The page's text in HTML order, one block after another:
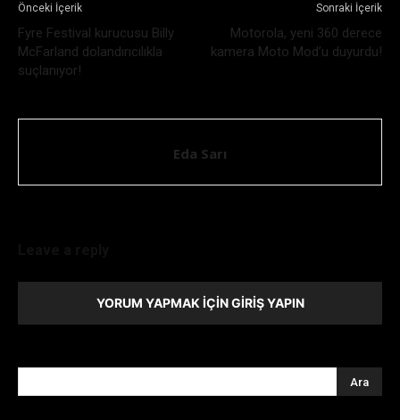
Önceki İçerik
Fyre Festival kurucusu Billy
McFarland dolandırıcılıkla
suçlanıyor!
Sonraki İçerik
Motorola, yeni 360 derece
kamera Moto Mod’u duyurdu!
Eda Sarı
YORUM YAPMAK İÇIN GIRIŞ YAPIN